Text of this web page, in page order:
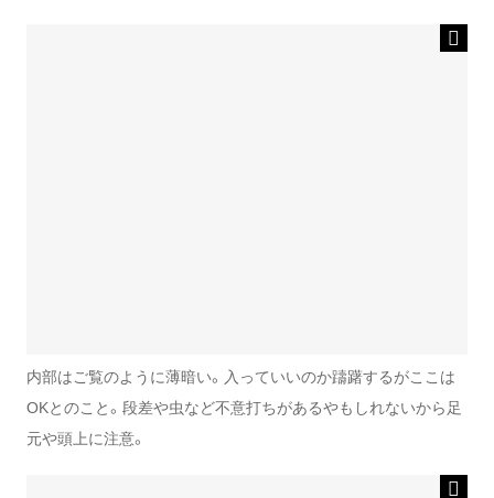
内部はご覧のように薄暗い。入っていいのか躊躇するがここは
OKとのこと。段差や虫など不意打ちがあるやもしれないから足
元や頭上に注意。